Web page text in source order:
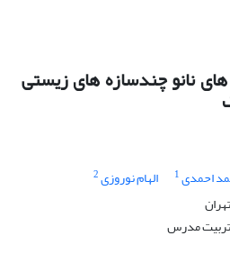
های نانو چندسازه های زیستی
احمدی1 الهام نوروزی2
مدرس